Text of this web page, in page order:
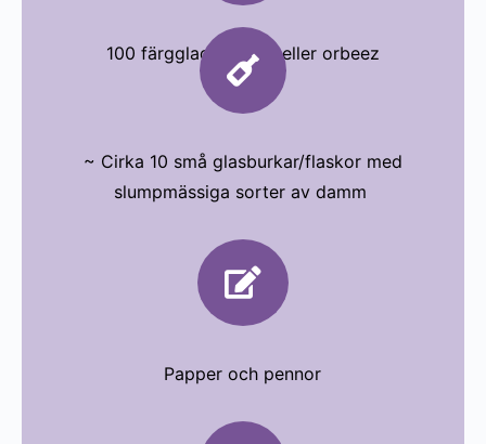
100 färgglada stenar eller orbeez

~ Cirka 10 små glasburkar/flaskor med
slumpmässiga sorter av damm

Papper och pennor